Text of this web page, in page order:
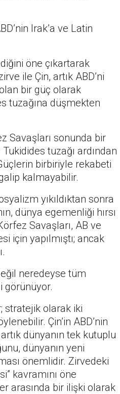
Irak’a ve Latin
öne çıkartarak
ile Çin, artık ABD’ni
bir güç olarak
tuzağına düşmekten
Savaşları sonunda bir
tuzağı ardından
birbiriyle rekabeti
kalmayabilir.
yıkıldıktan sonra
dünya egemenliği hırsı
Savaşları, AB ve
için yapılmıştı; ancak
neredeyse tüm
görünüyor.
stratejik olarak iki
Çin’in ABD’nin
dünyanın tek kutuplu
dünyanın yeni
önemlidir. Zirvedeki
kavramını öne
arasında bir ilişki olarak